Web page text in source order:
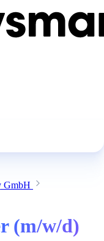
GmbH
(m/w/d)